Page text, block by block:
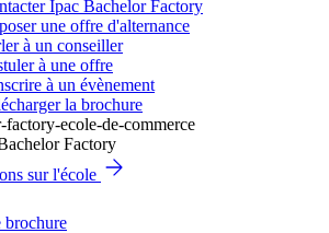
Ipac Bachelor Factory
une offre d'alternance
à un conseiller
à une offre
à un évènement
la brochure
Factory
sur l'école
brochure